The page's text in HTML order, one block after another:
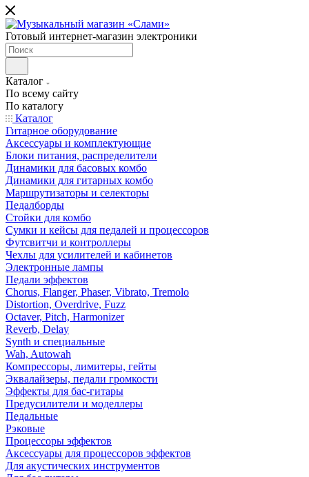
Готовый интернет-магазин электроники
Каталог
По всему сайту
По каталогу
Каталог
Гитарное оборудование
Аксессуары и комплектующие
Блоки питания, распределители
Динамики для басовых комбо
Динамики для гитарных комбо
Маршрутизаторы и селекторы
Педалборды
Стойки для комбо
Сумки и кейсы для педалей и процессоров
Футсвитчи и контроллеры
Чехлы для усилителей и кабинетов
Электронные лампы
Педали эффектов
Chorus, Flanger, Phaser, Vibrato, Tremolo
Distortion, Overdrive, Fuzz
Octaver, Pitch, Harmonizer
Reverb, Delay
Synth и специальные
Wah, Autowah
Компрессоры, лимитеры, гейты
Эквалайзеры, педали громкости
Эффекты для бас-гитары
Предусилители и моделлеры
Педальные
Рэковые
Процессоры эффектов
Аксессуары для процессоров эффектов
Для акустических инструментов